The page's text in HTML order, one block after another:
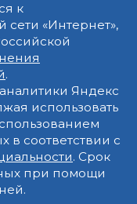
к
сети «Интернет»,
.
Яндекс
использовать
в соответствии с
. Срок
при помощи